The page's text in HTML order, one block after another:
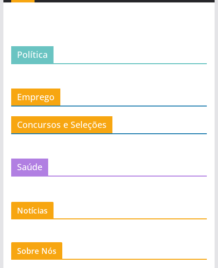
Política
Emprego
Concursos e Seleções
Saúde
Notícias
Sobre Nós